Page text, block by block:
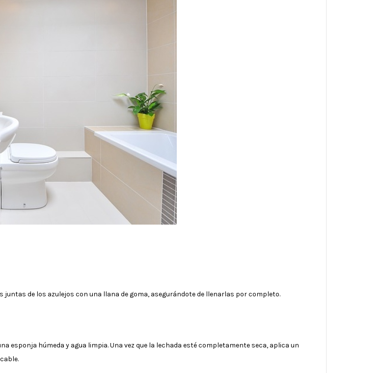
juntas de los azulejos con una llana de goma, asegurándote de llenarlas por completo.
esponja húmeda y agua limpia. Una vez que la lechada esté completamente seca, aplica un